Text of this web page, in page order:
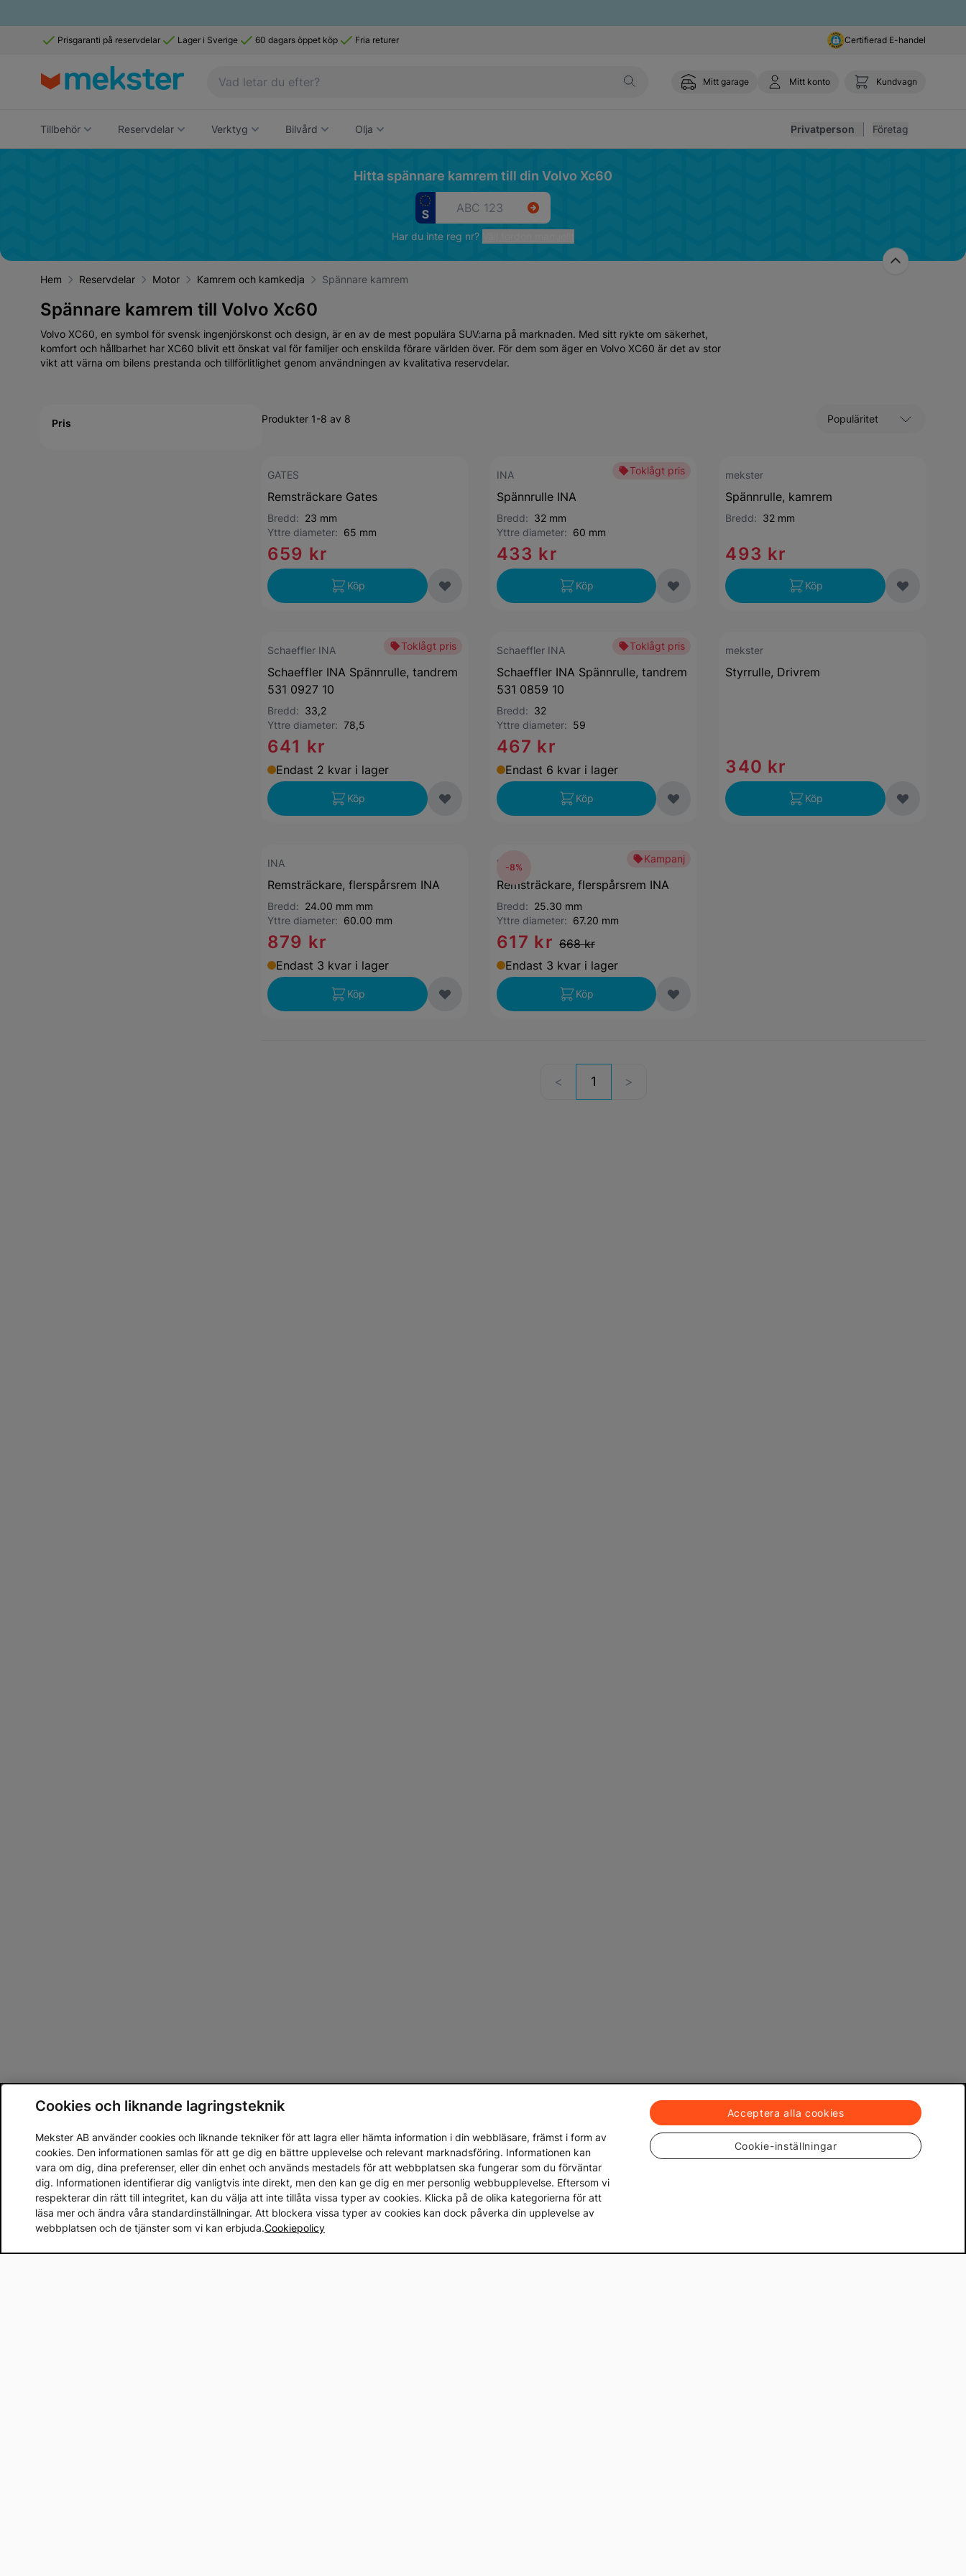
Prisgaranti på reservdelar Lager i Sverige 60 dagars öppet köp Fria returer Certifierad E-handel
Mitt garage Mitt konto Kundvagn
Tillbehör Reservdelar Verktyg Bilvård Olja Privatperson Företag
Hitta spännare kamrem till din Volvo Xc60
Har du inte reg nr?
Hem Reservdelar Motor Kamrem och kamkedja Spännare kamrem
Spännare kamrem till Volvo Xc60
Volvo XC60, en symbol för svensk ingenjörskonst och design, är en av de mest populära SUV:arna på marknaden. Med sitt rykte om säkerhet,
komfort och hållbarhet har XC60 blivit ett önskat val för familjer och enskilda förare världen över. För dem som äger en Volvo XC60 är det av stor
vikt att värna om bilens prestanda och tillförlitlighet genom användningen av kvalitativa reservdelar.
Pris
Sortera efter
Produkter 1-8 av 8
GATES
Remsträckare Gates
Bredd: 23 mm
Yttre diameter: 65 mm
659 kr
Köp
Toklågt pris
INA
Spännrulle INA
Bredd: 32 mm
Yttre diameter: 60 mm
433 kr
Köp
mekster
Spännrulle, kamrem
Bredd: 32 mm
493 kr
Köp
Toklågt pris
Schaeffler INA
Schaeffler INA Spännrulle, tandrem
531 0927 10
Bredd: 33,2
Yttre diameter: 78,5
641 kr
Endast 2 kvar i lager
Köp
Toklågt pris
Schaeffler INA
Schaeffler INA Spännrulle, tandrem
531 0859 10
Bredd: 32
Yttre diameter: 59
467 kr
Endast 6 kvar i lager
Köp
mekster
Styrrulle, Drivrem
340 kr
Köp
INA
Remsträckare, flerspårsrem INA
Bredd: 24.00 mm mm
Yttre diameter: 60.00 mm
879 kr
Endast 3 kvar i lager
Köp
Kampanj
INA
Remsträckare, flerspårsrem INA
Bredd: 25.30 mm
Yttre diameter: 67.20 mm
617 kr 668 kr
-8%
Endast 3 kvar i lager
Köp
1
Cookies och liknande lagringsteknik
Mekster AB använder cookies och liknande tekniker för att lagra eller hämta information i din webbläsare, främst i form av
cookies. Den informationen samlas för att ge dig en bättre upplevelse och relevant marknadsföring. Informationen kan
vara om dig, dina preferenser, eller din enhet och används mestadels för att webbplatsen ska fungerar som du förväntar
dig. Informationen identifierar dig vanligtvis inte direkt, men den kan ge dig en mer personlig webbupplevelse. Eftersom vi
respekterar din rätt till integritet, kan du välja att inte tillåta vissa typer av cookies. Klicka på de olika kategorierna för att
läsa mer och ändra våra standardinställningar. Att blockera vissa typer av cookies kan dock påverka din upplevelse av
webbplatsen och de tjänster som vi kan erbjuda.Cookiepolicy
Acceptera alla cookies
Cookie-inställningar